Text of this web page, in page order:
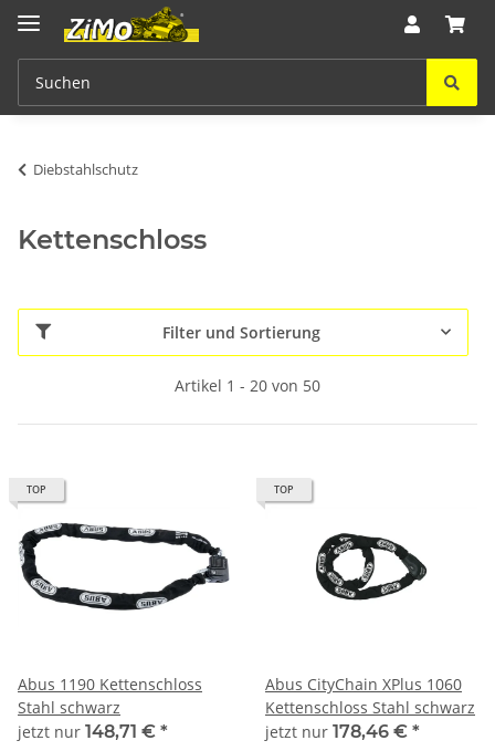
Diebstahlschutz
Kettenschloss
Filter und Sortierung
Artikel 1 - 20 von 50
TOP
Abus 1190 Kettenschloss
Stahl schwarz
jetzt nur 148,71 € *
TOP
Abus CityChain XPlus 1060
Kettenschloss Stahl schwarz
jetzt nur 178,46 € *